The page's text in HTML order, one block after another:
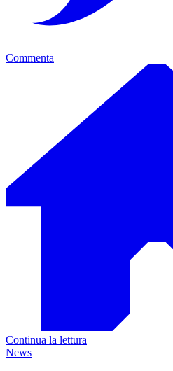
Commenta
Continua la lettura
News